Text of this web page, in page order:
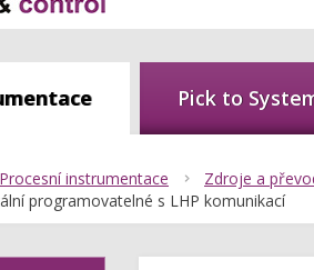
Pick to
Procesní instrumentace
Zdroje a
programovatelné s LHP komunikací